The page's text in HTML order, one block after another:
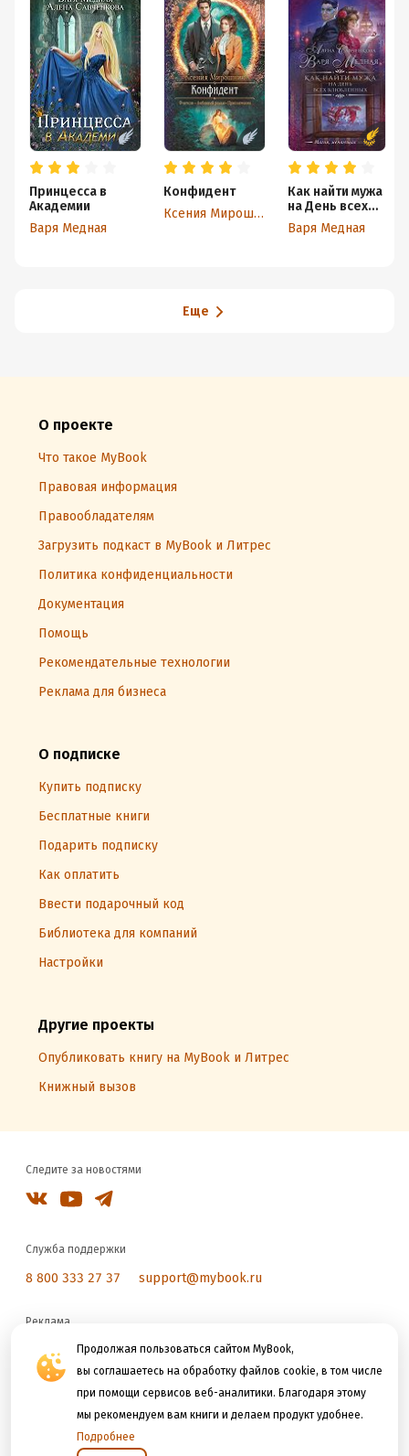
Продолжая пользоваться сайтом MyBook,
вы соглашаетесь на обработку файлов cookie, в том числе
при помощи сервисов веб-аналитики. Благодаря этому
мы рекомендуем вам книги и делаем продукт удобнее.
Подробнее
Принцесса в
Академии
Варя Медная
Конфидент
Ксения Мирошник
Как найти мужа
на День всех
влюбленных
Варя Медная
Еще
О проекте
Что такое MyBook
Правовая информация
Правообладателям
Загрузить подкаст в MyBook и Литрес
Политика конфиденциальности
Документация
Помощь
Рекомендательные технологии
Реклама для бизнеса
О подписке
Купить подписку
Бесплатные книги
Подарить подписку
Как оплатить
Ввести подарочный код
Библиотека для компаний
Настройки
Другие проекты
Опубликовать книгу на MyBook и Литрес
Книжный вызов
Следите за новостями
Служба поддержки
8 800 333 27 37 support@mybook.ru
Реклама
reklama@litres.ru
Мы принимаем к оплате